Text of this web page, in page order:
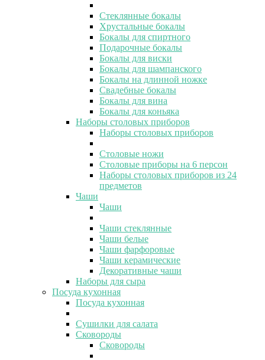
Стеклянные бокалы
Хрустальные бокалы
Бокалы для спиртного
Подарочные бокалы
Бокалы для виски
Бокалы для шампанского
Бокалы на длинной ножке
Свадебные бокалы
Бокалы для вина
Бокалы для коньяка
Наборы столовых приборов
Наборы столовых приборов
Столовые ножи
Столовые приборы на 6 персон
Наборы столовых приборов из 24
предметов
Чаши
Чаши
Чаши стеклянные
Чаши белые
Чаши фарфоровые
Чаши керамические
Декоративные чаши
Наборы для сыра
Посуда кухонная
Посуда кухонная
Сушилки для салата
Сковороды
Сковороды